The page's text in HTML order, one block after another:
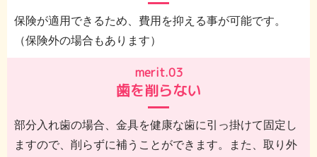
保険が適用できるため、費用を抑える事が可能です。
（保険外の場合もあります）
merit.03
歯を削らない
部分入れ歯の場合、金具を健康な歯に引っ掛けて固定し
ますので、削らずに補うことができます。また、取り外